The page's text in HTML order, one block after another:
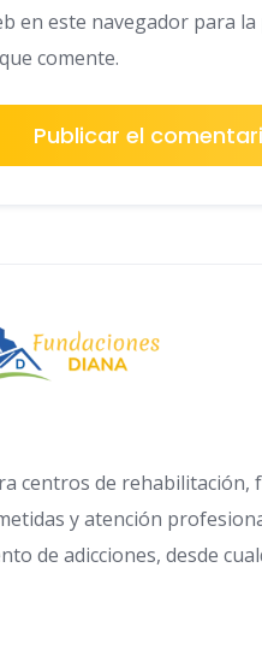
en este navegador para
comente.
centros de rehabilitación,
y atención
de adicciones, desde